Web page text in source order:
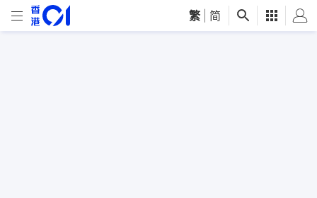
繁 简